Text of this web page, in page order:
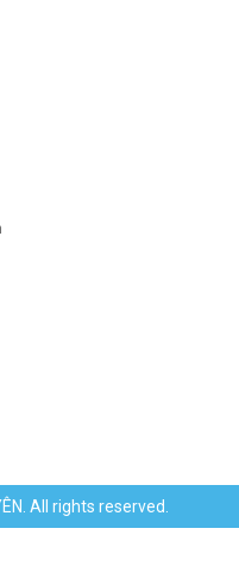
All rights reserved.